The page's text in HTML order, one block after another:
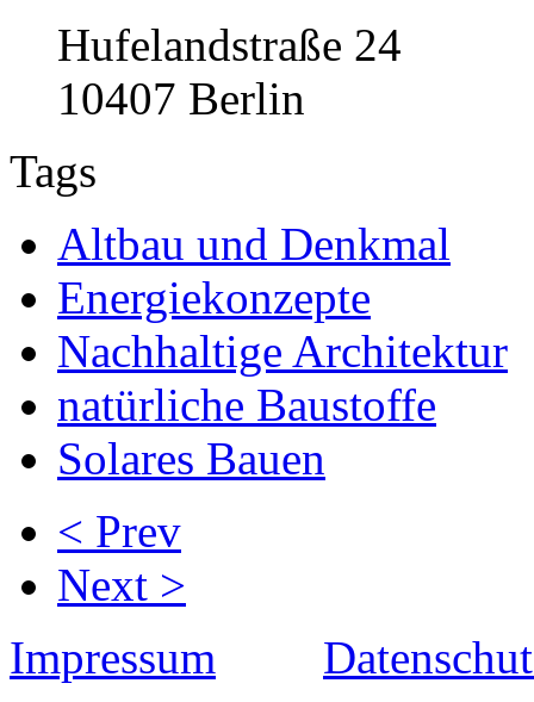
Hufelandstraße 24
10407 Berlin
Tags
Altbau und Denkmal
Energiekonzepte
Nachhaltige Architektur
natürliche Baustoffe
Solares Bauen
< Prev
Next >
Impressum